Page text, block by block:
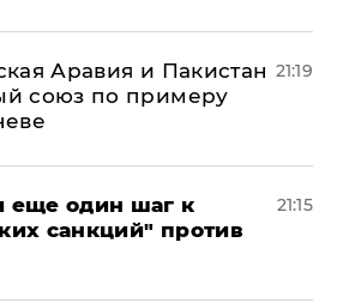
Аравия и Пакистан
союз по примеру
21:19
еще один шаг к
санкций" против
21:15